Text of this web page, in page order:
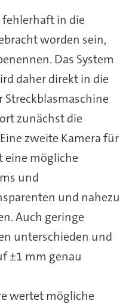
fehlerhaft in die
worden sein,
Das System
daher direkt in die
Streckblasmaschine
zunächst die
zweite Kamera für
eine mögliche
und
und nahezu
Auch geringe
unterschieden und
±1 mm genau
wertet mögliche